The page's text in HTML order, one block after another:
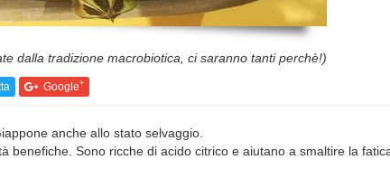
dalla tradizione macrobiotica, ci saranno tanti perchè!)
Google+
anche allo stato selvaggio.
Sono ricche di acido citrico e aiutano a smaltire la